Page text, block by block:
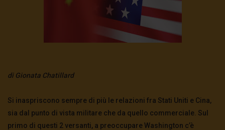
di Gionata Chatillard
Si inaspriscono sempre di più le relazioni fra Stati Uniti e Cina,
sia dal punto di vista militare che da quello commerciale. Sul
primo di questi 2 versanti, a preoccupare Washington c’è